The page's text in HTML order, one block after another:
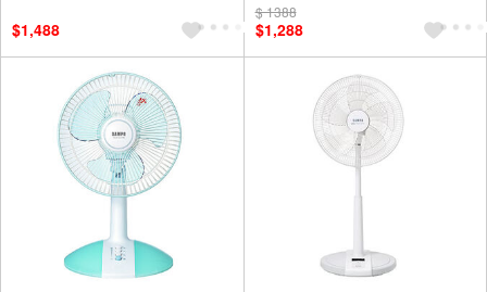
$1,488
$ 1388
$1,288